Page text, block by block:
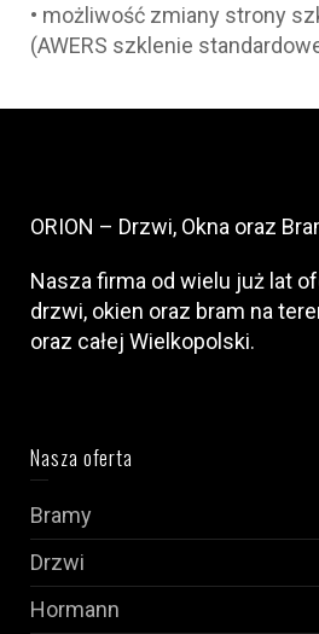
• możliwość zmiany strony
(AWERS szklenie
ORION – Drzwi, Okna oraz
Nasza firma od wielu już lat
drzwi, okien oraz bram na
oraz całej Wielkopolski.
Nasza oferta
Bramy
Drzwi
Hormann